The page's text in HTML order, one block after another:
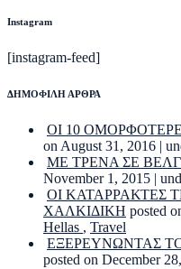
Instagram
[instagram-feed]
ΔΗΜΟΦΙΛΗ ΑΡΘΡΑ
ΟΙ 10
on August 31, 2016 |
ΜΕ ΤΡΕΝΑ ΣΕ
November 1, 2015 |
ΟΙ ΚΑΤΑΡΡΑΚΤΕΣ
ΧΑΛΚΙΔΙΚΗ posted
Hellas , Travel
ΕΞΕΡΕΥΝΩΝΤΑΣ
posted on December